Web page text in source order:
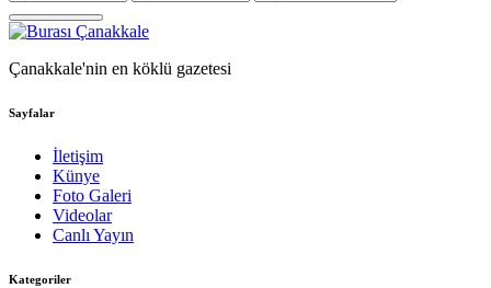
Çanakkale'nin en köklü gazetesi
Sayfalar
İletişim
Künye
Foto Galeri
Videolar
Canlı Yayın
Kategoriler